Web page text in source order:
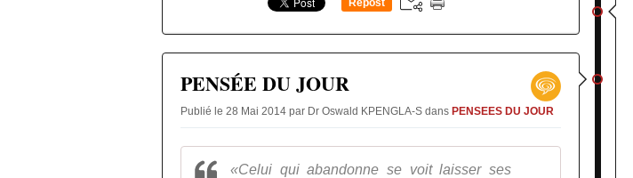
PENSÉE DU JOUR
Publié le 28 Mai 2014 par Dr Oswald KPENGLA-S dans PENSEES DU JOUR
«Celui qui abandonne se voit laisser ses